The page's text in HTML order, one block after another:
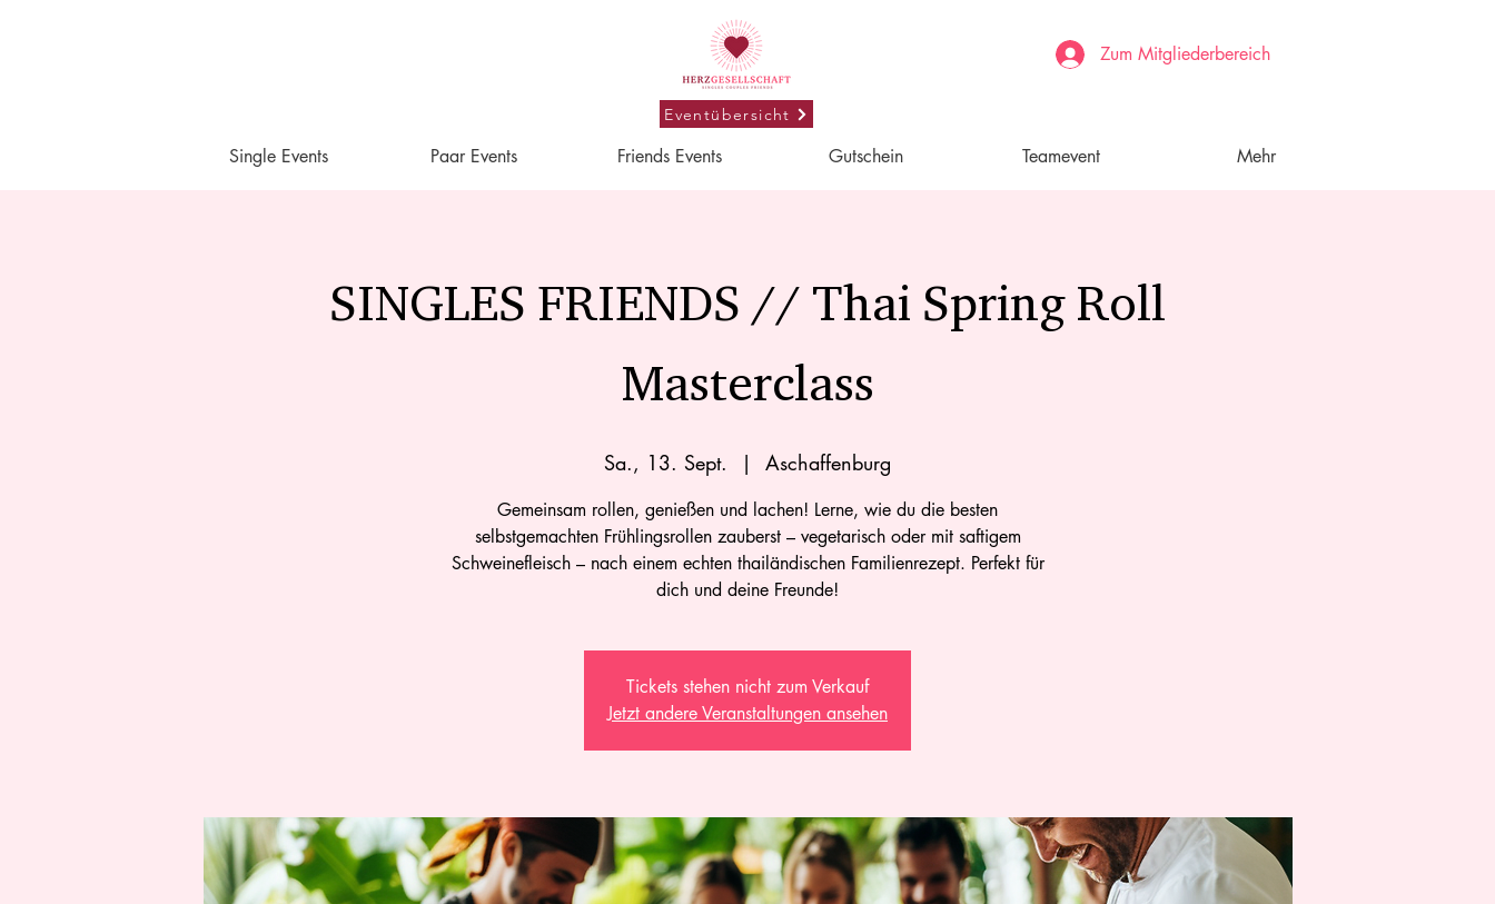
Eventübersicht
Zum Mitgliederbereich
Single Events Paar Events Friends Events Gutschein Teamevent Mehr
SINGLES FRIENDS // Thai Spring Roll
Masterclass
Sa., 13. Sept.
  |
Aschaffenburg
Gemeinsam rollen, genießen und lachen! Lerne, wie du die besten
selbstgemachten Frühlingsrollen zauberst – vegetarisch oder mit saftigem
Schweinefleisch – nach einem echten thailändischen Familienrezept. Perfekt für
dich und deine Freunde!
Tickets stehen nicht zum Verkauf
Jetzt andere Veranstaltungen ansehen